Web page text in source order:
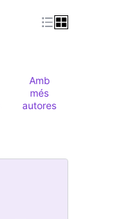
Amb
més
autores